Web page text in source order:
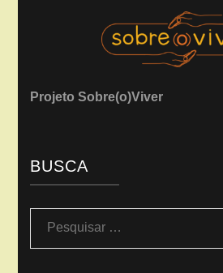
Projeto Sobre(o)Viver
BUSCA
Pesquisar
por: